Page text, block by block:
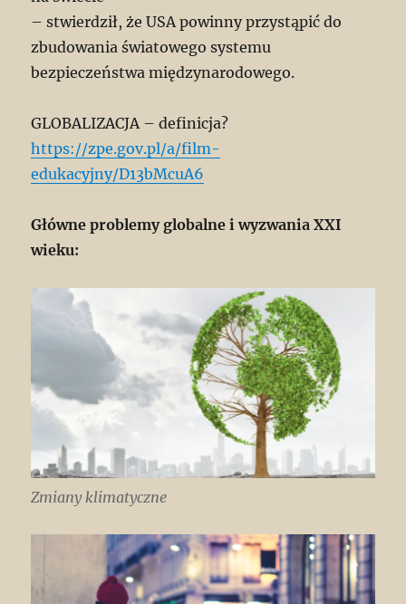
– stwierdził, że USA powinny przystąpić do
zbudowania światowego systemu
bezpieczeństwa międzynarodowego.
GLOBALIZACJA – definicja?
https://zpe.gov.pl/a/film-
edukacyjny/D13bMcuA6
Główne problemy globalne i wyzwania XXI
wieku:
Zmiany klimatyczne